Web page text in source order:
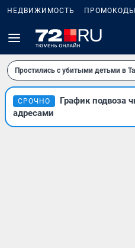
НЕДВИЖИМОСТЬ ПРОМОКОДЫ
Простились с убитыми детьми в
СРОЧНО
График подвоза
адресами